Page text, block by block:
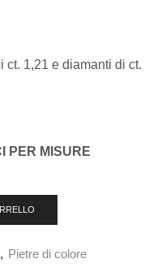
1,21 e diamanti di ct.
PER MISURE
, Pietre di colore